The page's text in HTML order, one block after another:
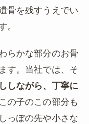
骨を残すうえでい
。
らかな部分のお骨
す。当社では、そ
しながら、丁寧に
の子のこの部分も
っぽの先や小さな